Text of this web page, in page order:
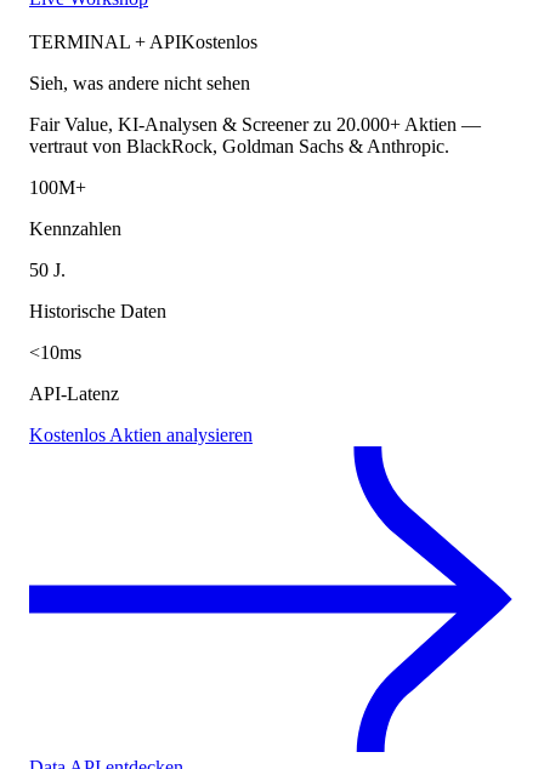
TERMINAL + APIKostenlos
Sieh, was andere nicht sehen
Fair Value, KI-Analysen & Screener zu 20.000+ Aktien —
vertraut von BlackRock, Goldman Sachs & Anthropic.
100M+
Kennzahlen
50 J.
Historische Daten
<10ms
API-Latenz
Kostenlos Aktien analysieren